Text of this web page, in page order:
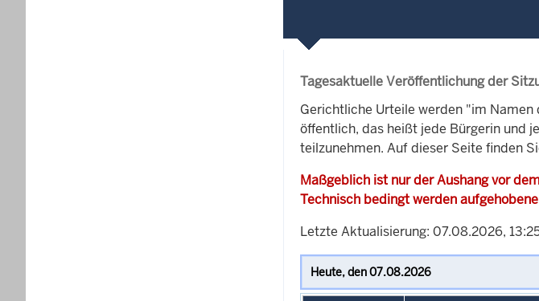
Tagesaktuelle Veröffentlichung der
Gerichtliche Urteile werden "im Namen
öffentlich, das heißt jede Bürgerin und
teilzunehmen. Auf dieser Seite finden
Maßgeblich ist nur der Aushang vor
Technisch bedingt werden
Letzte Aktualisierung: 07.08.2026,